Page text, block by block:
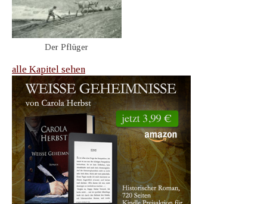
Der Pflüger
alle Kapitel sehen